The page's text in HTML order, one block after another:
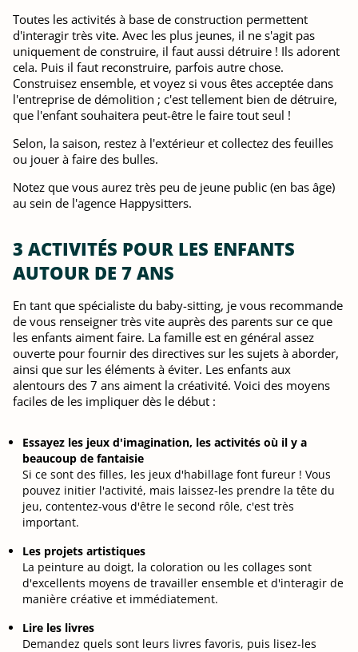
Toutes les activités à base de construction permettent
d'interagir très vite. Avec les plus jeunes, il ne s'agit pas
uniquement de construire, il faut aussi détruire ! Ils adorent
cela. Puis il faut reconstruire, parfois autre chose.
Construisez ensemble, et voyez si vous êtes acceptée dans
l'entreprise de démolition ; c'est tellement bien de détruire,
que l'enfant souhaitera peut-être le faire tout seul !
Selon, la saison, restez à l'extérieur et collectez des feuilles
ou jouer à faire des bulles.
Notez que vous aurez très peu de jeune public (en bas âge)
au sein de l'agence Happysitters.
3 ACTIVITÉS POUR LES ENFANTS
AUTOUR DE 7 ANS
En tant que spécialiste du baby-sitting, je vous recommande
de vous renseigner très vite auprès des parents sur ce que
les enfants aiment faire. La famille est en général assez
ouverte pour fournir des directives sur les sujets à aborder,
ainsi que sur les éléments à éviter. Les enfants aux
alentours des 7 ans aiment la créativité. Voici des moyens
faciles de les impliquer dès le début :
Essayez les jeux d'imagination, les activités où il y a
beaucoup de fantaisie
Si ce sont des filles, les jeux d'habillage font fureur ! Vous
pouvez initier l'activité, mais laissez-les prendre la tête du
jeu, contentez-vous d'être le second rôle, c'est très
important.
Les projets artistiques
La peinture au doigt, la coloration ou les collages sont
d'excellents moyens de travailler ensemble et d'interagir de
manière créative et immédiatement.
Lire les livres
Demandez quels sont leurs livres favoris, puis lisez-les